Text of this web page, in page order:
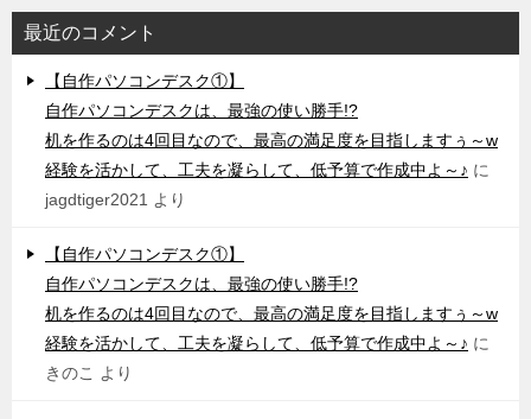
最近のコメント
【自作パソコンデスク①】
自作パソコンデスクは、最強の使い勝手!?
机を作るのは4回目なので、最高の満足度を目指しますぅ～w
経験を活かして、工夫を凝らして、低予算で作成中よ～♪ に
jagdtiger2021 より
【自作パソコンデスク①】
自作パソコンデスクは、最強の使い勝手!?
机を作るのは4回目なので、最高の満足度を目指しますぅ～w
経験を活かして、工夫を凝らして、低予算で作成中よ～♪ に
きのこ
より